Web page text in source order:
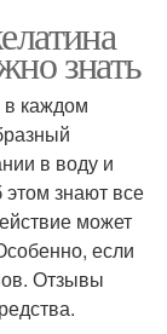
знать
каждом
в воду и
этом знают все
может
если
Отзывы